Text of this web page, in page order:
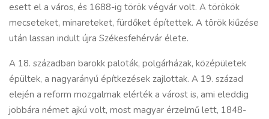
esett el a város, és 1688-ig török végvár volt. A törökök
mecseteket, minareteket, fürdőket építettek. A török kiűzése
után lassan indult újra Székesfehérvár élete.
A 18. században barokk paloták, polgárházak, középületek
épültek, a nagyarányú építkezések zajlottak. A 19. század
elején a reform mozgalmak elérték a várost is, ami eleddig
jobbára német ajkú volt, most magyar érzelmű lett, 1848-